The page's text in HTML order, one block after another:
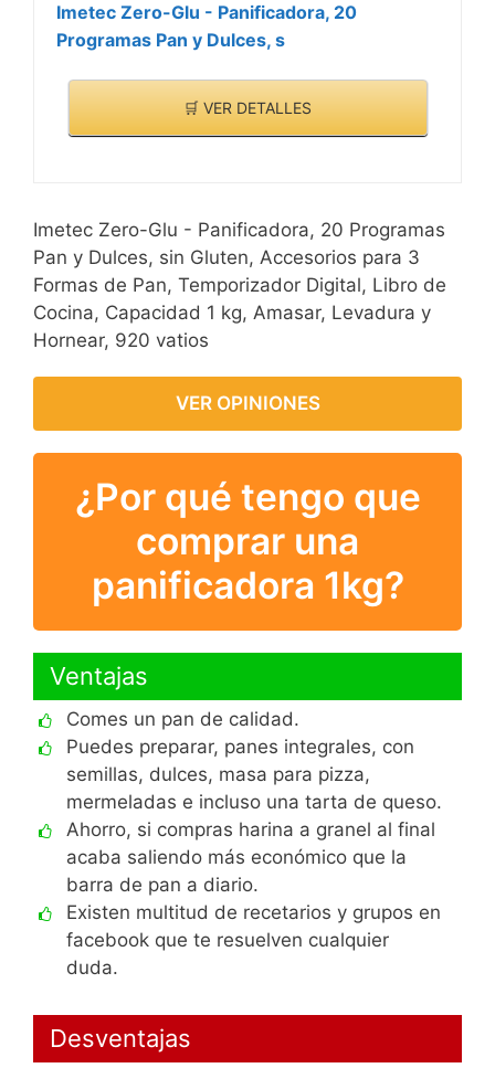
Imetec Zero-Glu - Panificadora, 20
Programas Pan y Dulces, s
🛒 VER DETALLES
Imetec Zero-Glu - Panificadora, 20 Programas
Pan y Dulces, sin Gluten, Accesorios para 3
Formas de Pan, Temporizador Digital, Libro de
Cocina, Capacidad 1 kg, Amasar, Levadura y
Hornear, 920 vatios
VER OPINIONES
¿Por qué tengo que
comprar una
panificadora 1kg?
Ventajas
Comes un pan de calidad.
Puedes preparar, panes integrales, con
semillas, dulces, masa para pizza,
mermeladas e incluso una tarta de queso.
Ahorro, si compras harina a granel al final
acaba saliendo más económico que la
barra de pan a diario.
Existen multitud de recetarios y grupos en
facebook que te resuelven cualquier
duda.
Desventajas